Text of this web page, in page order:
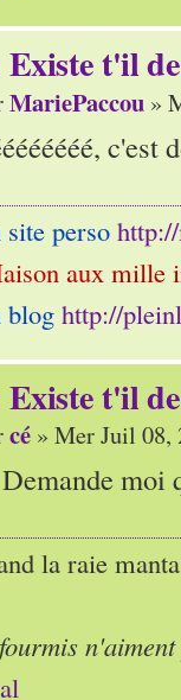
Existe t'il
MariePaccou »
c'est
perso
aux mille
bloghttp://
Existe t'il
cé » Mer Juil 08,
moi
la raie